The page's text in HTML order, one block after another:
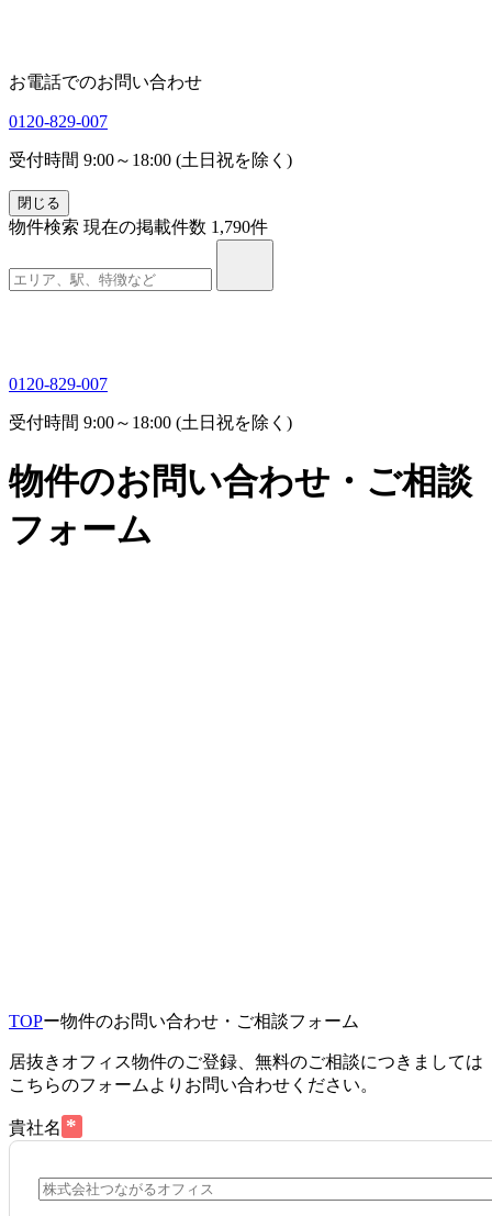
お電話でのお問い合わせ
0120-829-007
受付時間 9:00～18:00 (土日祝を除く)
閉じる
物件検索 現在の掲載件数 1,790件
0120-829-007
受付時間 9:00～18:00 (土日祝を除く)
物件のお問い合わせ・ご相談
フォーム
TOPー物件のお問い合わせ・ご相談フォーム
居抜きオフィス物件のご登録、無料のご相談につきましては
こちらのフォームよりお問い合わせください。
貴社名 *